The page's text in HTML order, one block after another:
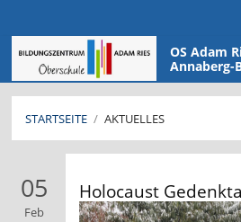
OS Adam
Annaberg-
STARTSEITE / AKTUELLES
05
Feb
Holocaust